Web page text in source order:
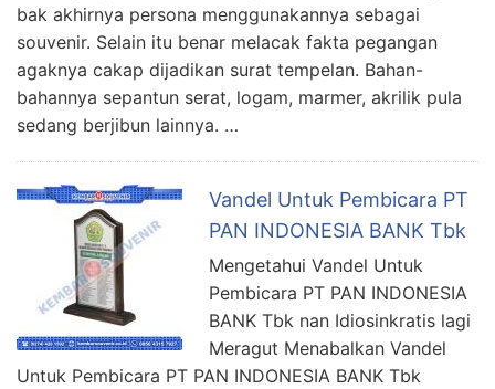
bak akhirnya persona menggunakannya sebagai
souvenir. Selain itu benar melacak fakta pegangan
agaknya cakap dijadikan surat tempelan. Bahan-
bahannya sepantun serat, logam, marmer, akrilik pula
sedang berjibun lainnya. …
Vandel Untuk Pembicara PT
PAN INDONESIA BANK Tbk
Mengetahui Vandel Untuk
Pembicara PT PAN INDONESIA
BANK Tbk nan Idiosinkratis lagi
Meragut Menabalkan Vandel
Untuk Pembicara PT PAN INDONESIA BANK Tbk